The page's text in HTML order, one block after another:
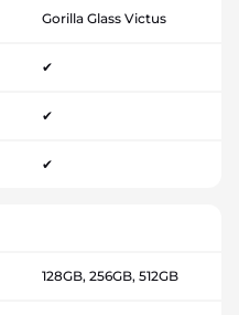
Gorilla Glass Victus
✔
✔
✔
128GB, 256GB, 512GB